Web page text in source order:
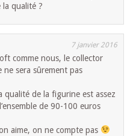
qualité ?
7 janvier 2016
comme nous, le collector
sera sûrement pas
de la figurine est assez
de 90-100 euros
aime, on ne compte pas